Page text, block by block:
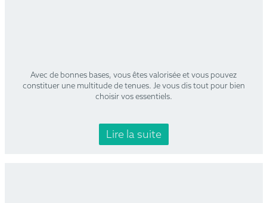
Avec de bonnes bases, vous êtes valorisée et vous pouvez
constituer une multitude de tenues. Je vous dis tout pour bien
choisir vos essentiels.
Lire la suite